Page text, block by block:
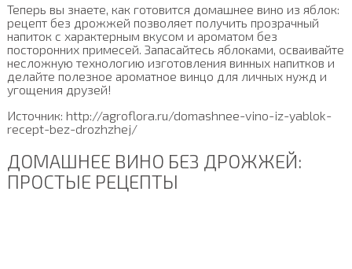
Теперь вы знаете, как готовится домашнее вино из яблок:
рецепт без дрожжей позволяет получить прозрачный
напиток с характерным вкусом и ароматом без
посторонних примесей. Запасайтесь яблоками, осваивайте
несложную технологию изготовления винных напитков и
делайте полезное ароматное винцо для личных нужд и
угощения друзей!
Источник: http://agroflora.ru/domashnee-vino-iz-yablok-
recept-bez-drozhzhej/
ДОМАШНЕЕ ВИНО БЕЗ ДРОЖЖЕЙ:
ПРОСТЫЕ РЕЦЕПТЫ